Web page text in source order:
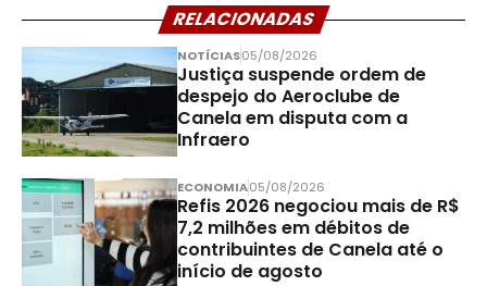
RELACIONADAS
NOTÍCIAS05/08/2026
Justiça suspende ordem de
despejo do Aeroclube de
Canela em disputa com a
Infraero
ECONOMIA05/08/2026
Refis 2026 negociou mais de R$
7,2 milhões em débitos de
contribuintes de Canela até o
início de agosto